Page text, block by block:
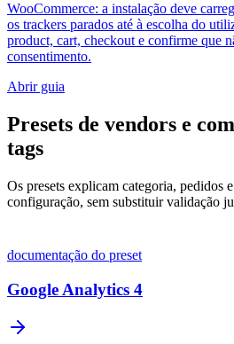
WooCommerce: a instalação deve
os trackers parados até à escolha do
product, cart, checkout e confirme que
consentimento.
Abrir guia
Presets de vendors e
tags
Os presets explicam categoria, pedidos
configuração, sem substituir validação
documentação do preset
Google Analytics 4